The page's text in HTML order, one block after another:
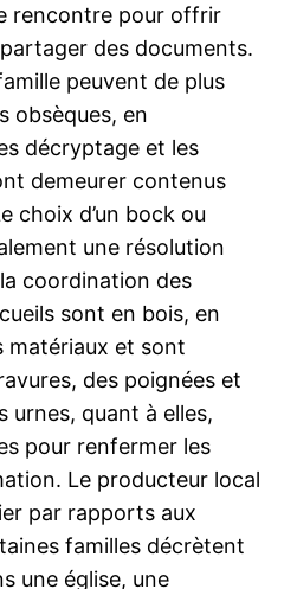
rencontre pour offrir
des documents.
peuvent de plus
obsèques, en
décryptage et les
demeurer contenus
choix d’un bock ou
une résolution
coordination des
sont en bois, en
matériaux et sont
des poignées et
urnes, quant à elles,
pour renfermer les
Le producteur local
par rapports aux
familles décrètent
une église, une